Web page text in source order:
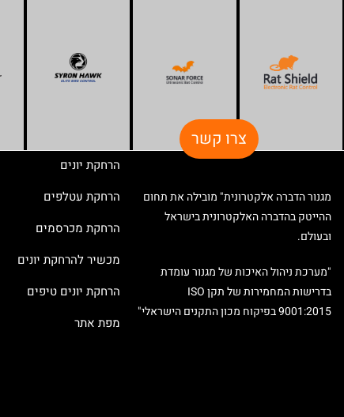
צרו קשר
מגנור הדברה אלקטרונית" מובילה את תחום
ההייטק בהדברה האלקטרונית בישראל
ובעולם.
"מערכת ניהול האיכות של מגנור עומדת
בדרישות המחמירות של תקן ISO
9001:2015 בפיקוח מכון התקנים הישראלי"
הרחקת יונים
הרחקת עטלפים
הרחקת מכרסמים
מכשיר להרחקת יונים
הרחקת יונים טיפים
מפת אתר